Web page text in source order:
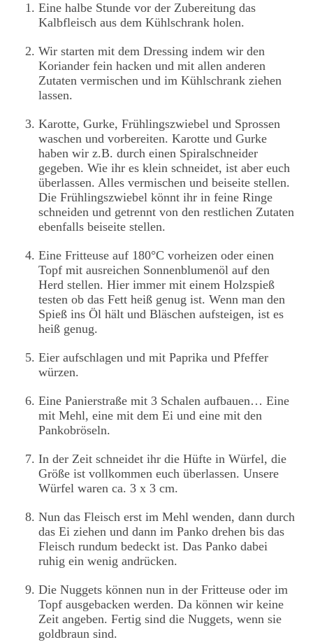
Eine halbe Stunde vor der Zubereitung das
Kalbfleisch aus dem Kühlschrank holen.
Wir starten mit dem Dressing indem wir den
Koriander fein hacken und mit allen anderen
Zutaten vermischen und im Kühlschrank ziehen
lassen.
Karotte, Gurke, Frühlingszwiebel und Sprossen
waschen und vorbereiten. Karotte und Gurke
haben wir z.B. durch einen Spiralschneider
gegeben. Wie ihr es klein schneidet, ist aber euch
überlassen. Alles vermischen und beiseite stellen.
Die Frühlingszwiebel könnt ihr in feine Ringe
schneiden und getrennt von den restlichen Zutaten
ebenfalls beiseite stellen.
Eine Fritteuse auf 180°C vorheizen oder einen
Topf mit ausreichen Sonnenblumenöl auf den
Herd stellen. Hier immer mit einem Holzspieß
testen ob das Fett heiß genug ist. Wenn man den
Spieß ins Öl hält und Bläschen aufsteigen, ist es
heiß genug.
Eier aufschlagen und mit Paprika und Pfeffer
würzen.
Eine Panierstraße mit 3 Schalen aufbauen… Eine
mit Mehl, eine mit dem Ei und eine mit den
Pankobröseln.
In der Zeit schneidet ihr die Hüfte in Würfel, die
Größe ist vollkommen euch überlassen. Unsere
Würfel waren ca. 3 x 3 cm.
Nun das Fleisch erst im Mehl wenden, dann durch
das Ei ziehen und dann im Panko drehen bis das
Fleisch rundum bedeckt ist. Das Panko dabei
ruhig ein wenig andrücken.
Die Nuggets können nun in der Fritteuse oder im
Topf ausgebacken werden. Da können wir keine
Zeit angeben. Fertig sind die Nuggets, wenn sie
goldbraun sind.